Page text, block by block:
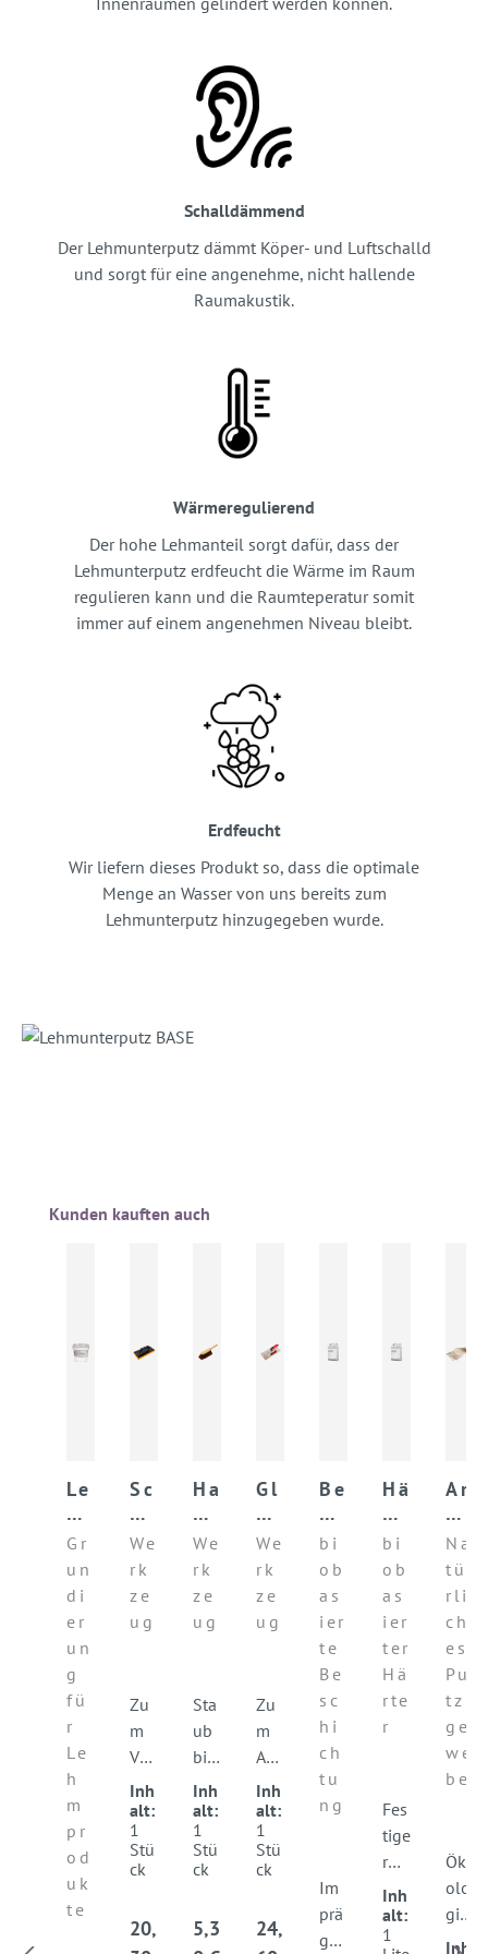
Schalldämmend
Der Lehmunterputz dämmt Köper- und Luftschalld
und sorgt für eine angenehme, nicht hallende
Raumakustik.
Wärmeregulierend
Der hohe Lehmanteil sorgt dafür, dass der
Lehmunterputz erdfeucht die Wärme im Raum
regulieren kann und die Raumteperatur somit
immer auf einem angenehmen Niveau bleibt.
Erdfeucht
Wir liefern dieses Produkt so, dass die optimale
Menge an Wasser von uns bereits zum
Lehmunterputz hinzugegeben wurde.
Produktgalerie überspringen
Kunden kauften auch
Le
h
m
ha
ft
gr
un
d
co
nt
ac
t
Gr
un
di
er
un
g
fü
r
Le
h
m
pr
od
uk
te
Sc
h
w
a
m
br
We
rk
ze
ug
Zu
m
Ver
dic
hte
n
un
tte
Inh
alt:
1
Stü
ck
Regulärer Preis:
20,
Ha
nd
fe
ge
We
rk
ze
ug
Sta
ub
bin
den
der
Ha
ndf
aus
Inh
alt:
1
Stü
ck
Regulärer Preis:
5,3
Gl
ät
tk
el
We
rk
ze
ug
Zu
m
Auf
tra
gen
von
Put
wie
Inh
alt:
1
Stü
ck
Regulärer Preis:
24,
Be
sc
hi
ch
ng
pr
ot
ec
t
bi
ob
as
ier
te
Be
sc
hi
ch
tu
ng
Im
prä
gni
Hä
rt
er
in
ns
e
bi
ob
as
ier
ter
Hä
rte
r
Fes
tige
r
un
d
Ob
Inh
alt:
1
Ar
mi
er
un
gs
ge
w
eb
e
Ju
te
Na
tü
rli
ch
es
Pu
tz
ge
we
be
Ök
olo
gis
che
Inh